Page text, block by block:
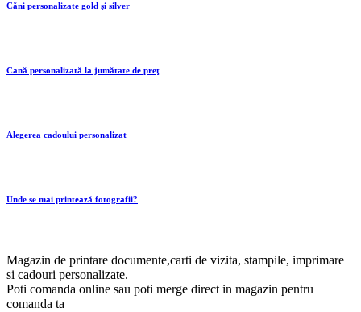
Căni personalizate gold şi silver
Cană personalizată la jumătate de preţ
Alegerea cadoului personalizat
Unde se mai printează fotografii?
Magazin de printare documente,carti de vizita, stampile, imprimare
si cadouri personalizate.
Poti comanda online sau poti merge direct in magazin pentru
comanda ta